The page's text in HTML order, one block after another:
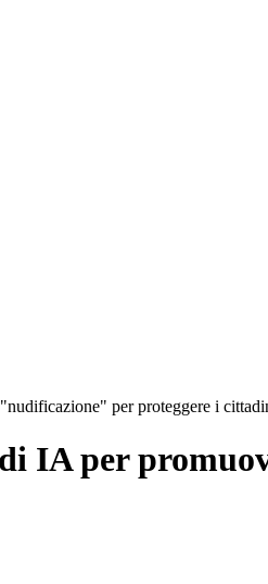
per proteggere i
IA per